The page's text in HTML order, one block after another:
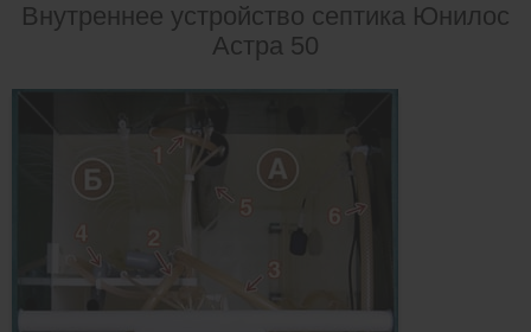
Внутреннее устройство септика Юнилос
Астра 50